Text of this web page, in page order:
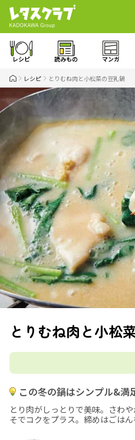
レシピ 読みもの マンガ
レシピ とりむね肉と小松菜の豆乳鍋
とりむね肉と小松
この冬の鍋はシンプル&満
とり肉がしっとりで美味。さわ
そでコクをプラス。締めはごは